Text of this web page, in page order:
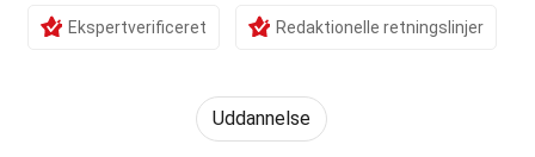
Ekspertverificeret Redaktionelle retningslinjer
Uddannelse